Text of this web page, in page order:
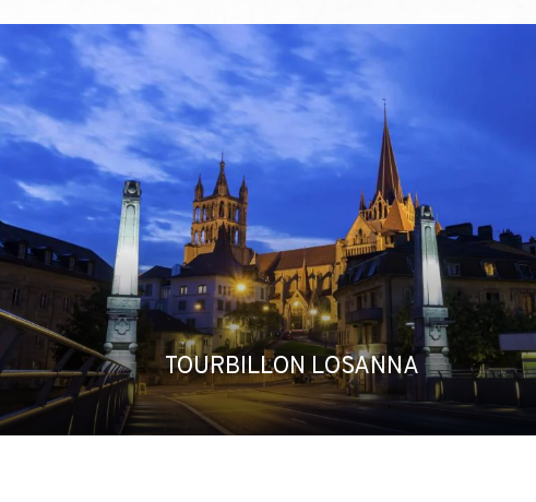
TOURBILLON LOSANNA